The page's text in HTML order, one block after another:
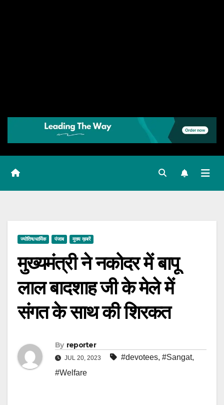
ज्योतिष/धार्मिक पंजाब मुख्य ख़बरें
मुख्यमंत्री ने नकोदर में बापू
लाल बादशाह जी के मेले में
संगत के साथ की शिरकत
By reporter
JUL 20, 2023 #devotees, #Sangat,
#Welfare